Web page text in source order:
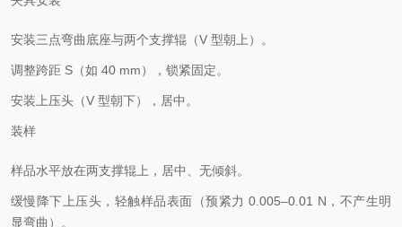
安装三点弯曲底座与两个支撑辊（V 型朝上）。
调整跨距 S（如 40 mm），锁紧固定。
安装上压头（V 型朝下），居中。
装样
样品水平放在两支撑辊上，居中、无倾斜。
缓慢降下上压头，轻触样品表面（预紧力 0.005–0.01 N，不产生明
显弯曲）。